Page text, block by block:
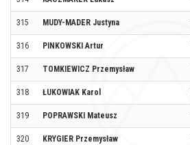
315 MUDY-MADER Justyna
316 PINKOWSKI Artur
317 TOMKIEWICZ Przemysław
318 ŁUKOWIAK Karol
319 POPRAWSKI Mateusz
320 KRYGIER Przemysław